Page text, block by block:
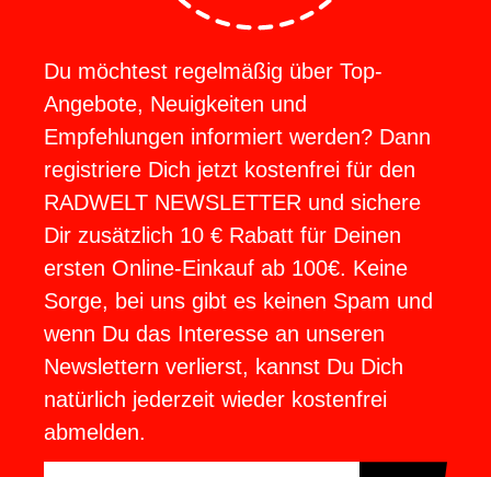
Du möchtest regelmäßig über Top-
Angebote, Neuigkeiten und
Empfehlungen informiert werden? Dann
registriere Dich jetzt kostenfrei für den
RADWELT NEWSLETTER und sichere
Dir zusätzlich 10 € Rabatt für Deinen
ersten Online-Einkauf ab 100€. Keine
Sorge, bei uns gibt es keinen Spam und
wenn Du das Interesse an unseren
Newslettern verlierst, kannst Du Dich
natürlich jederzeit wieder kostenfrei
abmelden.